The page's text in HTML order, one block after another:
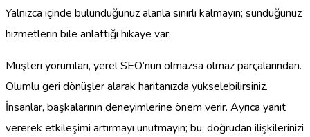
Yalnızca içinde bulunduğunuz alanla sınırlı kalmayın; sunduğunuz
hizmetlerin bile anlattığı hikaye var.
Müşteri yorumları, yerel SEO’nun olmazsa olmaz parçalarından.
Olumlu geri dönüşler alarak haritanızda yükselebilirsiniz.
İnsanlar, başkalarının deneyimlerine önem verir. Ayrıca yanıt
vererek etkileşimi artırmayı unutmayın; bu, doğrudan ilişkilerinizi